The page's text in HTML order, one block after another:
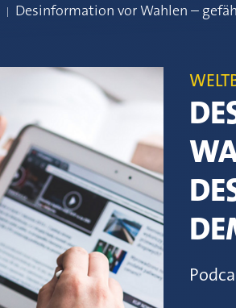
Desinformation vor Wahlen –